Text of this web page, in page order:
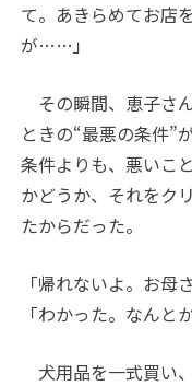
て。あきらめてお店
が……」
その瞬間、恵子さ
ときの“最悪の条件”
条件よりも、悪いこ
かどうか、それをク
たからだった。
「帰れないよ。お母
「わかった。なん
犬用品を一式買い